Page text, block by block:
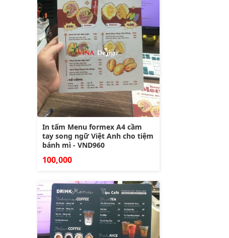
In tấm Menu formex A4 cầm
tay song ngữ Việt Anh cho tiệm
bánh mì - VND960
100,000